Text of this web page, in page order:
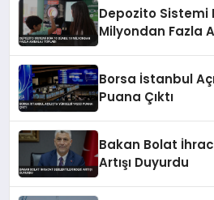
Depozito Sistemi
Milyondan Fazla
Borsa İstanbul
Puana Çıktı
Bakan Bolat
Artışı Duyurdu